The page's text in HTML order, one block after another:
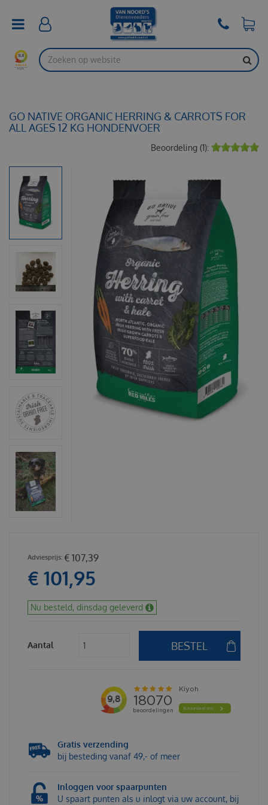
GO NATIVE ORGANIC HERRING & CARROTS FOR
ALL AGES 12 KG HONDENVOER
€ 107,39
€ 101,95
Nu besteld, dinsdag geleverd
Aantal
Gratis verzending
bij besteding vanaf 49,- of meer
Inloggen voor spaarpunten
U spaart punten als u inlogt via uw account, bij
Beoordeling (1):